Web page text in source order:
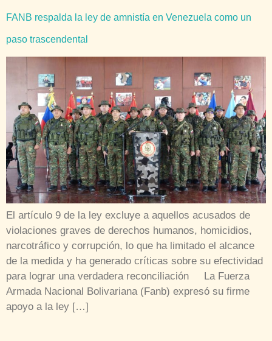
FANB respalda la ley de amnistía en Venezuela como un
paso trascendental
El artículo 9 de la ley excluye a aquellos acusados de
violaciones graves de derechos humanos, homicidios,
narcotráfico y corrupción, lo que ha limitado el alcance
de la medida y ha generado críticas sobre su efectividad
para lograr una verdadera reconciliación La Fuerza
Armada Nacional Bolivariana (Fanb) expresó su firme
apoyo a la ley […]